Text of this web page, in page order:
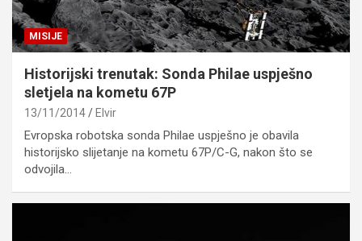
MISIJE
Historijski trenutak: Sonda Philae uspješno
sletjela na kometu 67P
13/11/2014 Elvir
Evropska robotska sonda Philae uspješno je obavila
historijsko slijetanje na kometu 67P/C-G, nakon što se
odvojila…